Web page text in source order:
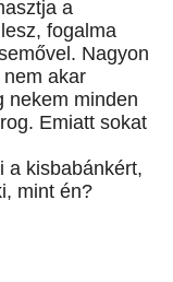
a
fogalma
Nagyon
akar
nekem minden
Emiatt sokat
a kisbabánkért,
mint én?